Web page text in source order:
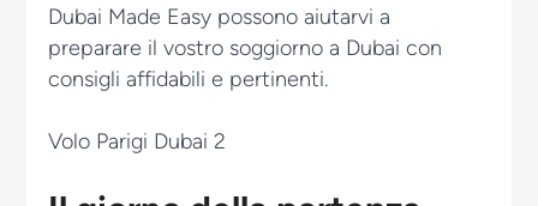
Dubai Made Easy possono aiutarvi a
preparare il vostro soggiorno a Dubai con
consigli affidabili e pertinenti.